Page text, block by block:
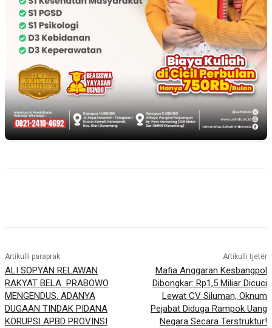
Artikulli paraprak
ALI SOPYAN RELAWAN
RAKYAT BELA PRABOWO
MENGENDUS. ADANYA
DUGAAN TINDAK PIDANA
KORUPSI APBD PROVINSI
Artikulli tjetër
Mafia Anggaran Kesbangpol
Dibongkar: Rp1,5 Miliar Dicuci
Lewat CV Siluman, Oknum
Pejabat Diduga Rampok Uang
Negara Secara Terstruktur!